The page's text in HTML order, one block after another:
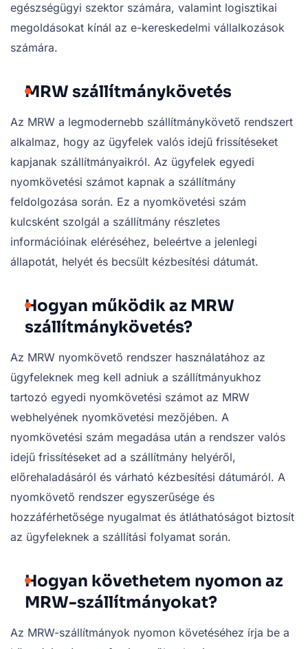
egészségügyi szektor számára, valamint logisztikai
megoldásokat kínál az e-kereskedelmi vállalkozások
számára.
MRW szállítmánykövetés
Az MRW a legmodernebb szállítmánykövető rendszert
alkalmaz, hogy az ügyfelek valós idejű frissítéseket
kapjanak szállítmányaikról. Az ügyfelek egyedi
nyomkövetési számot kapnak a szállítmány
feldolgozása során. Ez a nyomkövetési szám
kulcsként szolgál a szállítmány részletes
információinak eléréséhez, beleértve a jelenlegi
állapotát, helyét és becsült kézbesítési dátumát.
Hogyan működik az MRW
szállítmánykövetés?
Az MRW nyomkövető rendszer használatához az
ügyfeleknek meg kell adniuk a szállítmányukhoz
tartozó egyedi nyomkövetési számot az MRW
webhelyének nyomkövetési mezőjében. A
nyomkövetési szám megadása után a rendszer valós
idejű frissítéseket ad a szállítmány helyéről,
előrehaladásáról és várható kézbesítési dátumáról. A
nyomkövető rendszer egyszerűsége és
hozzáférhetősége nyugalmat és átláthatóságot biztosít
az ügyfeleknek a szállítási folyamat során.
Hogyan követhetem nyomon az
MRW-szállítmányokat?
Az MRW-szállítmányok nyomon követéséhez írja be a